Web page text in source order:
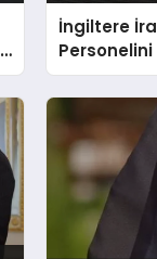
İngiltere